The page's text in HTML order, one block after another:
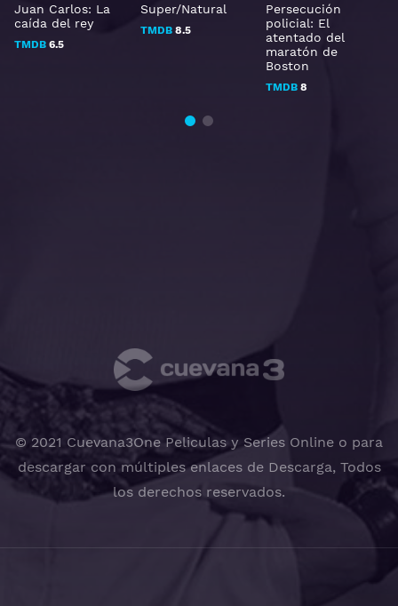
Juan Carlos: La
caída del rey
TMDB 6.5
Super/Natural
TMDB8.5
Persecución
policial: El
atentado del
maratón de
Boston
TMDB8
© 2021 Cuevana3One Peliculas y Series Online o para
descargar con múltiples enlaces de Descarga, Todos
los derechos reservados.